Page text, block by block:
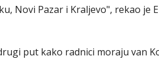
Novi Pazar i Kraljevo", rekao je
put kako radnici moraju van